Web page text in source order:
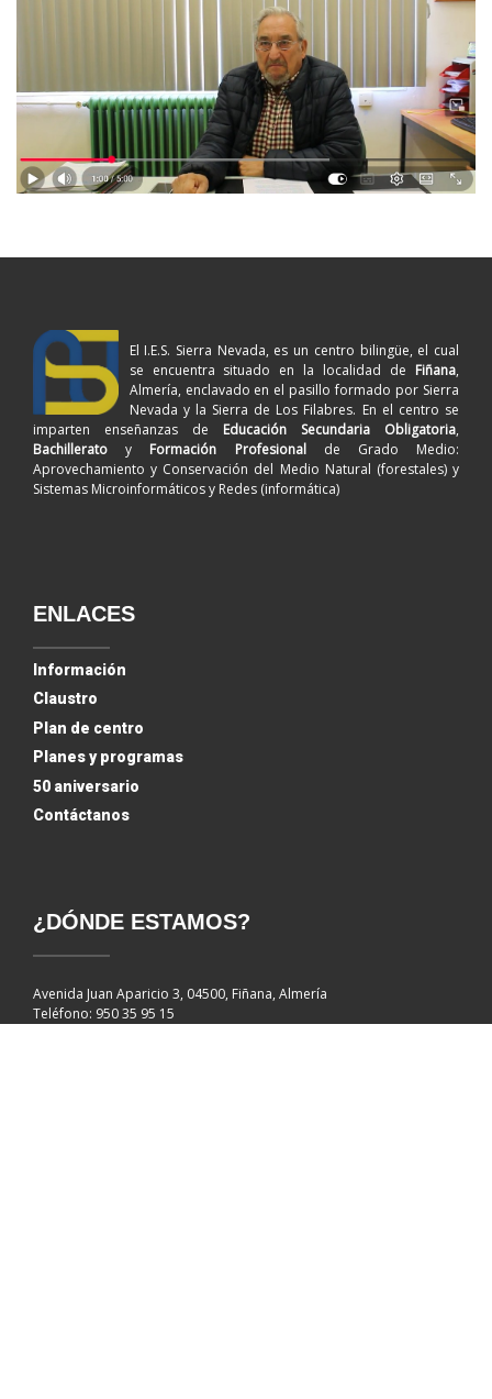
El I.E.S. Sierra Nevada, es un centro bilingüe, el cual
se encuentra situado en la localidad de Fiñana,
Almería, enclavado en el pasillo formado por Sierra
Nevada y la Sierra de Los Filabres. En el centro se
imparten enseñanzas de Educación Secundaria Obligatoria,
Bachillerato y Formación Profesionalde Grado Medio:
Aprovechamiento y Conservación del Medio Natural (forestales) y
Sistemas Microinformáticos y Redes (informática)
ENLACES
Información
Claustro
Plan de centro
Planes y programas
50 aniversario
Contáctanos
¿DÓNDE ESTAMOS?
Avenida Juan Aparicio 3, 04500, Fiñana, Almería
Teléfono: 950 35 95 15